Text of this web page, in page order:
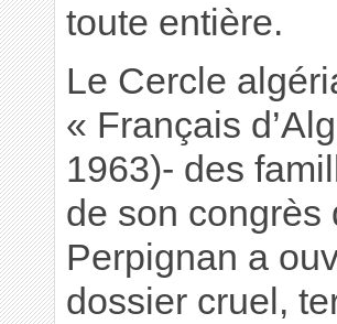
toute entière.
Le Cercle
« Français
1963)- des
de son congrès
Perpignan a
dossier cruel,